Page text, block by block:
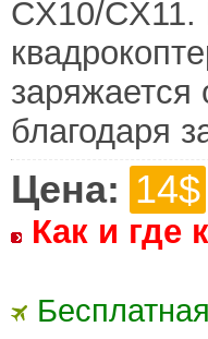
CX10/
заряжается
благодаря
Цена: 14$
Как и где